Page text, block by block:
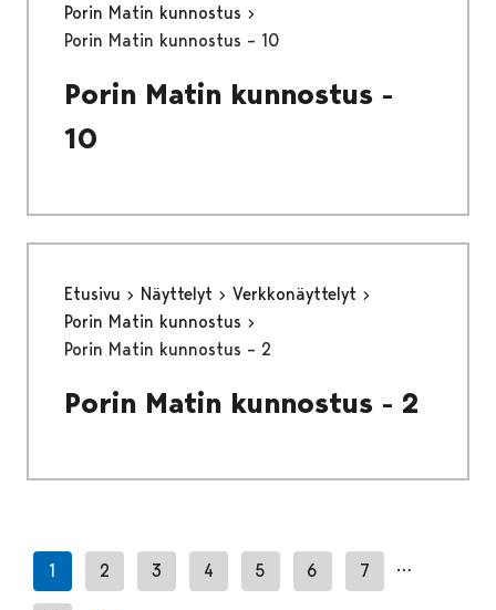
Porin Matin kunnostus
Porin Matin kunnostus – 10
Porin Matin kunnostus -
10
Etusivu Näyttelyt
Verkkonäyttelyt
Porin Matin kunnostus
Porin Matin kunnostus – 2
Porin Matin kunnostus - 2
1 2 3 4 5 6 7 …